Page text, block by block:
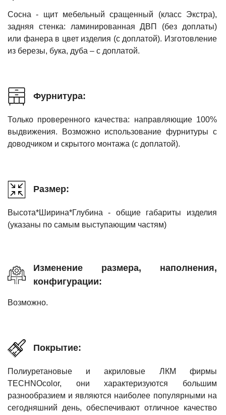
Сосна - щит мебельный сращенный (класс Экстра),
задняя стенка: ламинированная ДВП (без доплаты)
или фанера в цвет изделия (с доплатой). Изготовление
из березы, бука, дуба – с доплатой.
Фурнитура:
Только проверенного качества: направляющие 100%
выдвижения. Возможно использование фурнитуры с
доводчиком и скрытого монтажа (с доплатой).
Размер:
Высота*Ширина*Глубина - общие габариты изделия
(указаны по самым выступающим частям)
Изменение размера, наполнения,
конфигурации:
Возможно.
Покрытие:
Полиуретановые и акриловые ЛКМ фирмы
TECHNOcolor, они характеризуются большим
разнообразием и являются наиболее популярными на
сегодняшний день, обеспечивают отличное качество